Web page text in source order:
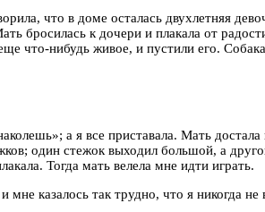
что в доме осталась двухлетняя
бросилась к дочери и плакала от
что-нибудь живое, и пустили его.
а я все приставала. Мать
один стежок выходил большой, а
Тогда мать велела мне идти играть.
казалось так трудно, что я никогда